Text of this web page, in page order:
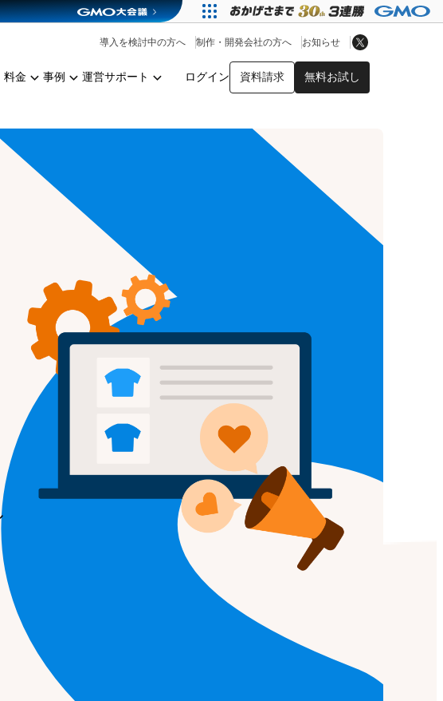
料金 事例 運営サポート ログイン 資料請求 無料お試し
導入を検討中の方へ 制作・開発会社の方へ お知らせ
アプリストア
ーション
イベントCarty
ンネル